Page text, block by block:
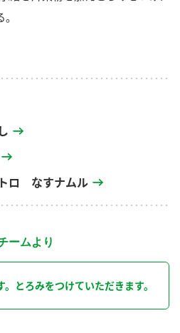
ロ なすナムル
ームより
とろみをつけていただきます。